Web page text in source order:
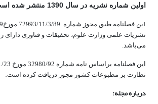
اولین شماره نشریه در سال 1390 منتشر شده است.
ا
نشریات علمی وزارت علوم، تحقیقات و فناوری دارای
می‌باشد.
نظارت بر مطبوعات کشور مجوز دریافت کرده است.
درباره مجله: